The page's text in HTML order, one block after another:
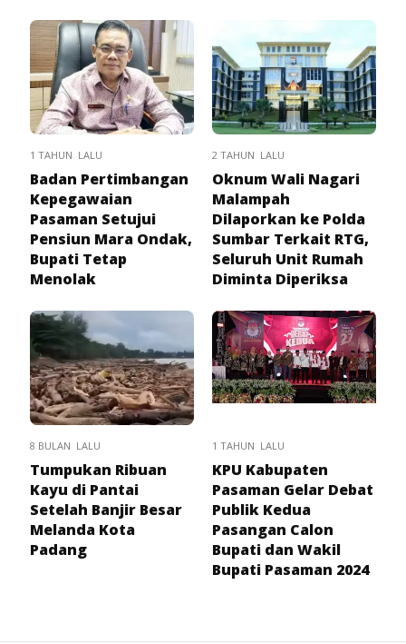
1 TAHUN LALU
Badan Pertimbangan
Kepegawaian
Pasaman Setujui
Pensiun Mara Ondak,
Bupati Tetap
Menolak
2 TAHUN LALU
Oknum Wali Nagari
Malampah
Dilaporkan ke Polda
Sumbar Terkait RTG,
Seluruh Unit Rumah
Diminta Diperiksa
8 BULAN LALU
Tumpukan Ribuan
Kayu di Pantai
Setelah Banjir Besar
Melanda Kota
Padang
1 TAHUN LALU
KPU Kabupaten
Pasaman Gelar Debat
Publik Kedua
Pasangan Calon
Bupati dan Wakil
Bupati Pasaman 2024